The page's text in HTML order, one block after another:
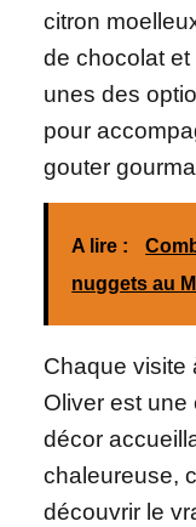
citron
de chocolat
unes des
pour
gouter
A lire :
nuggets au
Chaque visite
Oliver est une
décor
chaleureuse,
découvrir le